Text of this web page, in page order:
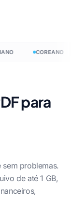
COREANO
para
sem problemas.
de até 1 GB,